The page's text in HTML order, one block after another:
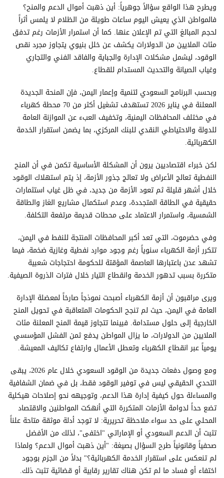
ويطرح هذا الواقع سؤالاً جوهرياً: أين ذهبت أموال الدعم والمنح؟
فالمواطن الذي يعيش اليوم ساعات طويلة من الظلام لا يلمس أثراً
لحجم المبالغ التي تم الإعلان عنها. كما أن استمرار الأزمات رغم تدفق
مئات الملايين من الدولارات يكشف عن خلل بنيوي يتجاوز مجرد نقص
الوقود، ليشمل مشكلات الإدارة والجباية والفاقد الفني والتجاري
وغياب الصيانة والتحديث المستدام للقطاع.
وبحسب البرنامج السعودي لتنمية وإعمار اليمن، فإن المنحة الجديدة
المعلنة في يناير 2026 تستهدف تشغيل أكثر من 70 محطة كهرباء
في مختلف المحافظات اليمنية، وتخفيف العبء عن الموازنة العامة
للدولة والاحتياطي النقدي للبنك المركزي، بما يضمن استقرار الخدمة
الكهربائية.
لكن خبراء اقتصاديين يرون أن المشكلة الأساسية تكمن في أن المنح
النفطية تعالج الأعراض ولا تعالج جذور الأزمة، إذ يتم استهلاك الوقود
خلال أشهر قليلة ثم تعود الأزمة من جديد، في ظل غياب استثمارات
حقيقية في الطاقة المتجددة، وعدم استكمال مشاريع الغاز والطاقة
الشمسية، واستمرار الاعتماد على محطات قديمة مرتفعة التكلفة.
وفي حضرموت، التي تعد أكبر المحافظات المنتجة للنفط في اليمن،
تتكرر أزمة الكهرباء سنوياً رغم وجود موارد نفطية وغازية ضخمة، فيما
تشهد عدن باعتبارها العاصمة المؤقتة للحكومة احتجاجات شعبية
متكررة بسبب تدهور الخدمة وانقطاع التيار خلال فترات الذروة الصيفية.
ويرى مراقبون أن أزمة الكهرباء أصبحت نموذجاً صارخاً لمعضلة الإدارة
العامة في اليمن، حيث لم تنجح الحكومات المتعاقبة في تحويل المنح
الخارجية إلى حلول مستدامة. فبينما تتجاوز قيمة المنح المعلنة مئات
الملايين من الدولارات، ما يزال المواطن يدفع ثمن الفشل المؤسسي
يومياً عبر انقطاع الكهرباء وتعطل الأعمال وارتفاع تكاليف المعيشة.
ومع وصول دفعات جديدة من الوقود السعودي خلال عام 2026، يبقى
التحدي الحقيقي ليس في توفير الوقود فقط، بل في ضمان الشفافية
والمساءلة حول كيفية إدارة هذا الدعم، وتوجيهه نحو إصلاحات هيكلية
تضع حداً لدوامة الأزمات المتكررة التي أنهكت المواطنين والاقتصاد
المحلي على حد سواء.ملاحظة تحريرية: لا توجد أدلة موثقة متاحة علناً
تثبت أن الدعم السعودي أو الإماراتي "اختفى"، لذلك من الأفضل
صحفياً وقانونياً طرح السؤال بصيغة: "أين ذهبت أموال الدعم؟ ولماذا
لم تنعكس على استقرار الخدمة الكهربائية؟" بدلاً من الجزم بوجود
اختفاء أو فساد ما لم تكن هناك تقارير رقابية أو قضائية تثبت ذلك.